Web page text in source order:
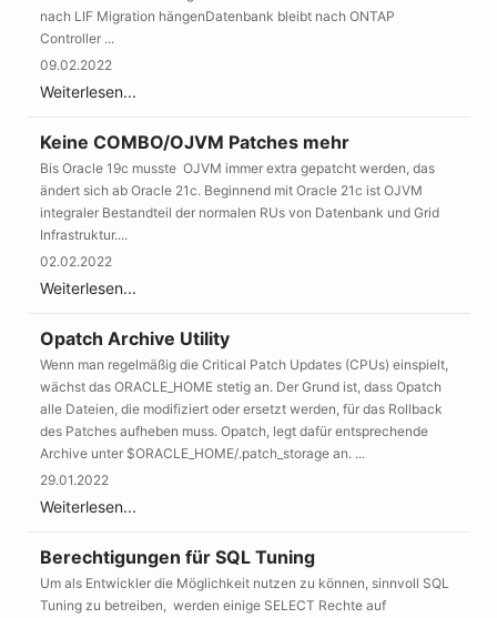
nach LIF Migration hängenDatenbank bleibt nach ONTAP
Controller ...
09.02.2022
Weiterlesen...
Keine COMBO/OJVM Patches mehr
Bis Oracle 19c musste OJVM immer extra gepatcht werden, das
ändert sich ab Oracle 21c. Beginnend mit Oracle 21c ist OJVM
integraler Bestandteil der normalen RUs von Datenbank und Grid
Infrastruktur....
02.02.2022
Weiterlesen...
Opatch Archive Utility
Wenn man regelmäßig die Critical Patch Updates (CPUs) einspielt,
wächst das ORACLE_HOME stetig an. Der Grund ist, dass Opatch
alle Dateien, die modifiziert oder ersetzt werden, für das Rollback
des Patches aufheben muss. Opatch, legt dafür entsprechende
Archive unter $ORACLE_HOME/.patch_storage an. ...
29.01.2022
Weiterlesen...
Berechtigungen für SQL Tuning
Um als Entwickler die Möglichkeit nutzen zu können, sinnvoll SQL
Tuning zu betreiben, werden einige SELECT Rechte auf